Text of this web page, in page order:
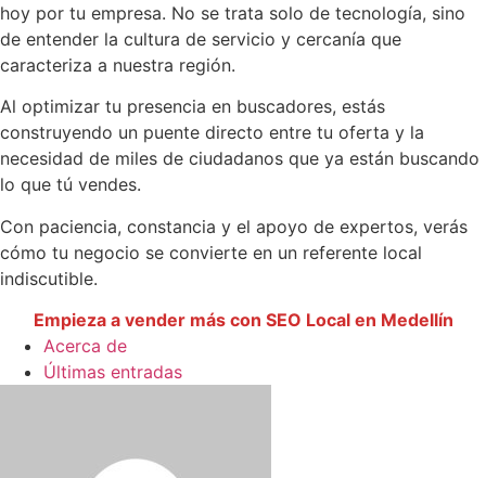
hoy por tu empresa. No se trata solo de tecnología, sino
de entender la cultura de servicio y cercanía que
caracteriza a nuestra región.
Al optimizar tu presencia en buscadores, estás
construyendo un puente directo entre tu oferta y la
necesidad de miles de ciudadanos que ya están buscando
lo que tú vendes.
Con paciencia, constancia y el apoyo de expertos, verás
cómo tu negocio se convierte en un referente local
indiscutible.
Empieza a vender más con SEO Local en Medellín
Acerca de
Últimas entradas